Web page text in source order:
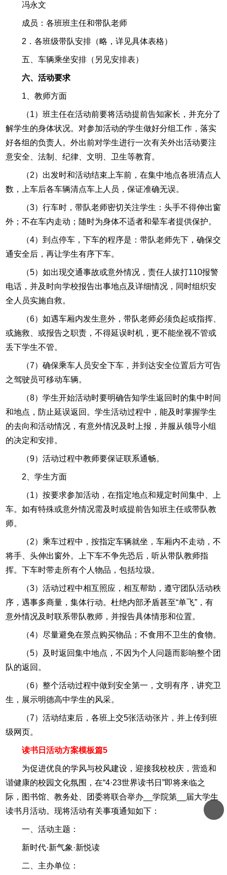
冯永文
成员：各班班主任和带队老师
2．各班级带队安排（略，详见具体表格）
五、车辆乘坐安排（另见安排表）
六、活动要求
1、教师方面
（1）班主任在活动前要将活动提前告知家长，并充分了
解学生的身体状况。对参加活动的学生做好分组工作，落实
好各组的负责人。外出前对学生进行一次有关外出活动要注
意安全、法制、纪律、文明、卫生等教育。
（2）出发时和活动结束上车前，在集中地点各班清点人
数，上车后各车辆清点车上人员，保证准确无误。
（3）行车时，带队老师密切关注学生：头手不得伸出窗
外；不在车内走动；随时为身体不适者和晕车者提供保护。
（4）到点停车，下车的程序是：带队老师先下，确保交
通安全后，再让学生有序下车。
（5）如出现交通事故或意外情况，责任人拔打110报警
电话，并及时向学校报告出事地点及详细情况，同时组织安
全人员实施自救。
（6）如遇车厢内发生意外，带队老师必须负起或指挥、
或施救、或报告之职责，不得延误时机，更不能坐视不管或
丢下学生不管。
（7）确保乘车人员安全下车，并到达安全位置后方可告
之驾驶员可移动车辆。
（8）学生开始活动时要明确告知学生返回时的集中时间
和地点，防止延误返回。学生活动过程中，能及时掌握学生
的去向和活动情况，有意外情况及时上报，并服从领导小组
的决定和安排。
（9）活动过程中教师要保证联系通畅。
2、学生方面
（1）按要求参加活动，在指定地点和规定时间集中、上
车。如有特殊或意外情况需及时或提前告知班主任或带队教
师。
（2）乘车过程中，按指定车辆就坐，车厢内不走动，不
将手、头伸出窗外。上下车不争先恐后，听从带队教师指
挥。下车时带走所有个人物品，包括垃圾。
（3）活动过程中相互照应，相互帮助，遵守团队活动秩
序，遇事多商量，集体行动。杜绝内部矛盾甚至“单飞”，有
意外情况及时联系带队教师，并报告具体情形和位置。
（4）尽量避免在景点购买物品；不食用不卫生的食物。
（5）及时返回集中地点，不因为个人问题而影响整个团
队的返回。
（6）整个活动过程中做到安全第一，文明有序，讲究卫
生，展示明德高中学生的风采。
（7）活动结束后，各班上交5张活动张片，并上传到班
级网页。
读书日活动方案模板篇5
为促进优良的学风与校风建设，迎接我校校庆，营造和
谐健康的校园文化氛围，在“4·23世界读书日”即将来临之
际，图书馆、教务处、团委将联合举办__学院第__届大学生
读书月活动。现将活动有关事项通知如下：
一、活动主题：
新时代·新气象·新悦读
二、主办单位：